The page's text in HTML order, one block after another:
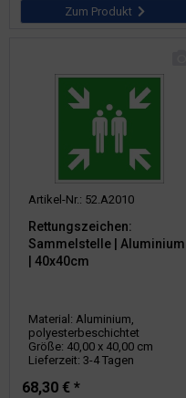
Zum Produkt
Artikel-Nr.: 52.A2010
Rettungszeichen:
Sammelstelle | Aluminium
| 40x40cm
Material: Aluminium,
polyesterbeschichtet
Größe: 40,00 x 40,00 cm
Lieferzeit: 3-4 Tagen
68,30 € *